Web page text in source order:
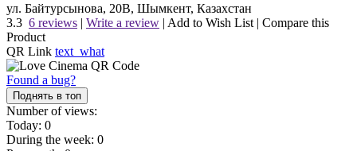
ул. Байтурсынова, 20В, Шымкент, Казахстан
3.3 6 reviews | Write a review | Add to Wish List | Compare this
Product
QR Link text_what
Found a bug?
Поднять в топ
Number of views:
Today: 0
During the week: 0